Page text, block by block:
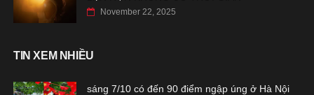
November 22, 2025
TIN XEM NHIỀU
sáng 7/10 có đến 90 điểm ngập úng ở Hà Nội